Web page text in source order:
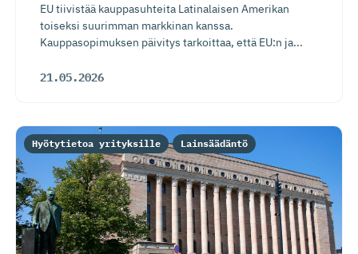
EU tiivistää kauppasuhteita Latinalaisen Amerikan
toiseksi suurimman markkinan kanssa.
Kauppasopimuksen päivitys tarkoittaa, että EU:n ja...
21.05.2026
Hyötytietoa yrityksille Lainsäädäntö